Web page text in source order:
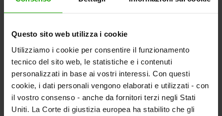
Questo sito web utilizza i cookie
Utilizziamo i cookie per consentire il funzionamento
tecnico del sito web, le statistiche e i contenuti
personalizzati in base ai vostri interessi. Con questi
cookie, i dati personali vengono elaborati e utilizzati - con
il vostro consenso - anche da fornitori terzi negli Stati
Uniti. La Corte di giustizia europea ha stabilito che gli
Notiziario
Ordina il nostro eMagazine gratuitamente,
la Carinzia notiziario!
Per la registrazione